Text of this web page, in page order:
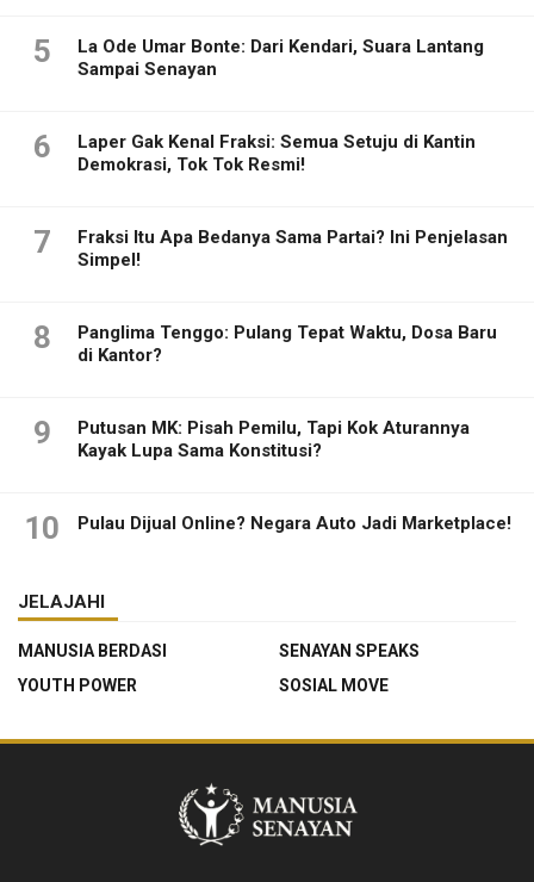
5
La Ode Umar Bonte: Dari Kendari, Suara Lantang
Sampai Senayan
6
Laper Gak Kenal Fraksi: Semua Setuju di Kantin
Demokrasi, Tok Tok Resmi!
7
Fraksi Itu Apa Bedanya Sama Partai? Ini Penjelasan
Simpel!
8
Panglima Tenggo: Pulang Tepat Waktu, Dosa Baru
di Kantor?
9
Putusan MK: Pisah Pemilu, Tapi Kok Aturannya
Kayak Lupa Sama Konstitusi?
10 Pulau Dijual Online? Negara Auto Jadi Marketplace!
JELAJAHI
MANUSIA BERDASI
SENAYAN SPEAKS
YOUTH POWER
SOSIAL MOVE